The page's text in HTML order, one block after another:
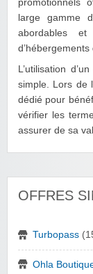
promotionnels
large gamme
abordables
L’utilisation
simple. Lors de
dédié pour
vérifier les
assurer de sa
OFFRES
Turbopass
Ohla